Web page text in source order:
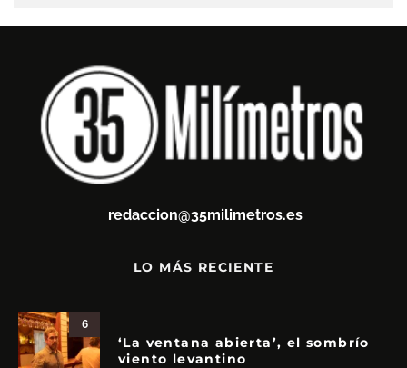
redaccion@35milimetros.es
LO MÁS RECIENTE
6
‘La ventana abierta’, el sombrío
viento levantino